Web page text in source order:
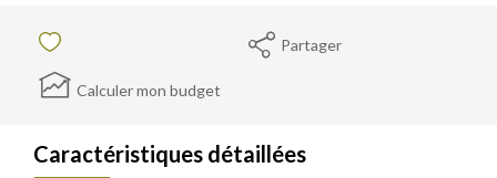
Partager
Calculer mon budget
Caractéristiques détaillées